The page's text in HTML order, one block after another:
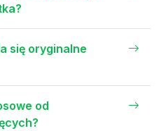
się oryginalne
od